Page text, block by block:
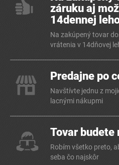
záruku aj
14dennej
Na zakúpený tovar
vrátenia v 14dňovej
Predajne po
Navštívte jednu z
lacnými nákupmi
Tovar budete
Robím všetko preto,
seba čo najskôr